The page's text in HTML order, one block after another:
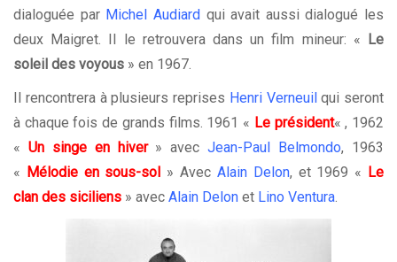
dialoguée par Michel Audiard qui avait aussi dialogué les
deux Maigret. Il le retrouvera dans un film mineur: «
Le
soleil des voyous » en 1967.
Il rencontrera à plusieurs reprises Henri Verneuil qui seront
à chaque fois de grands films. 1961 « Le président« , 1962
« Un singe en hiver» avecJean-Paul Belmondo, 1963
« Mélodie en sous-sol » Avec Alain Delon, et 1969 « Le
clan des siciliens » avec Alain Delon et Lino Ventura.